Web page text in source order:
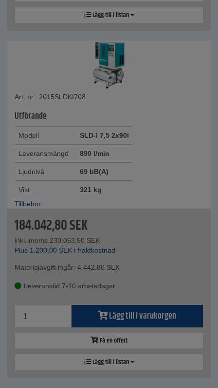
Lägg till i listan
Art. nr.: 2015SLDKI708
Utförande
Modell SLD-I 7,5 2x90l
Leveransmängd 890 l/min
Ljudnivå 69 bB(A)
Vikt
321 kg
Tillbehör
184.042,80SEK
inkl. moms.230.053,50 SEK
Plus 1.200,00 SEK i fraktkostnad
Materialavgift ingår: 4.442,80 SEK
Leveranstid 7-10 arbetsdagar
Lägg till i varukorgen
Få en offert
Lägg till i listan